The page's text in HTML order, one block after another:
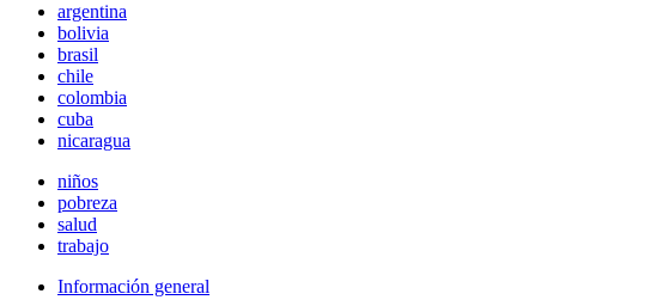
argentina
bolivia
brasil
chile
colombia
cuba
nicaragua
niños
pobreza
salud
trabajo
Información general